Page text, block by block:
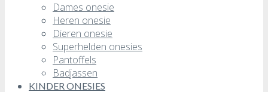
Dames onesie
Heren onesie
Dieren onesie
Superhelden onesies
Pantoffels
Badjassen
KINDER ONESIES